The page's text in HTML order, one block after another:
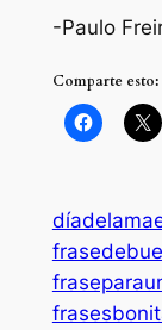
-Paulo
Comparte esto: